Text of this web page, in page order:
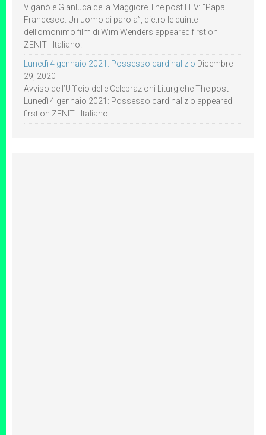
Viganò e Gianluca della Maggiore The post LEV: “Papa
Francesco. Un uomo di parola”, dietro le quinte
dell’omonimo film di Wim Wenders appeared first on
ZENIT - Italiano.
Lunedì 4 gennaio 2021: Possesso cardinalizio Dicembre
29, 2020
Avviso dell’Ufficio delle Celebrazioni Liturgiche The post
Lunedì 4 gennaio 2021: Possesso cardinalizio appeared
first on ZENIT - Italiano.